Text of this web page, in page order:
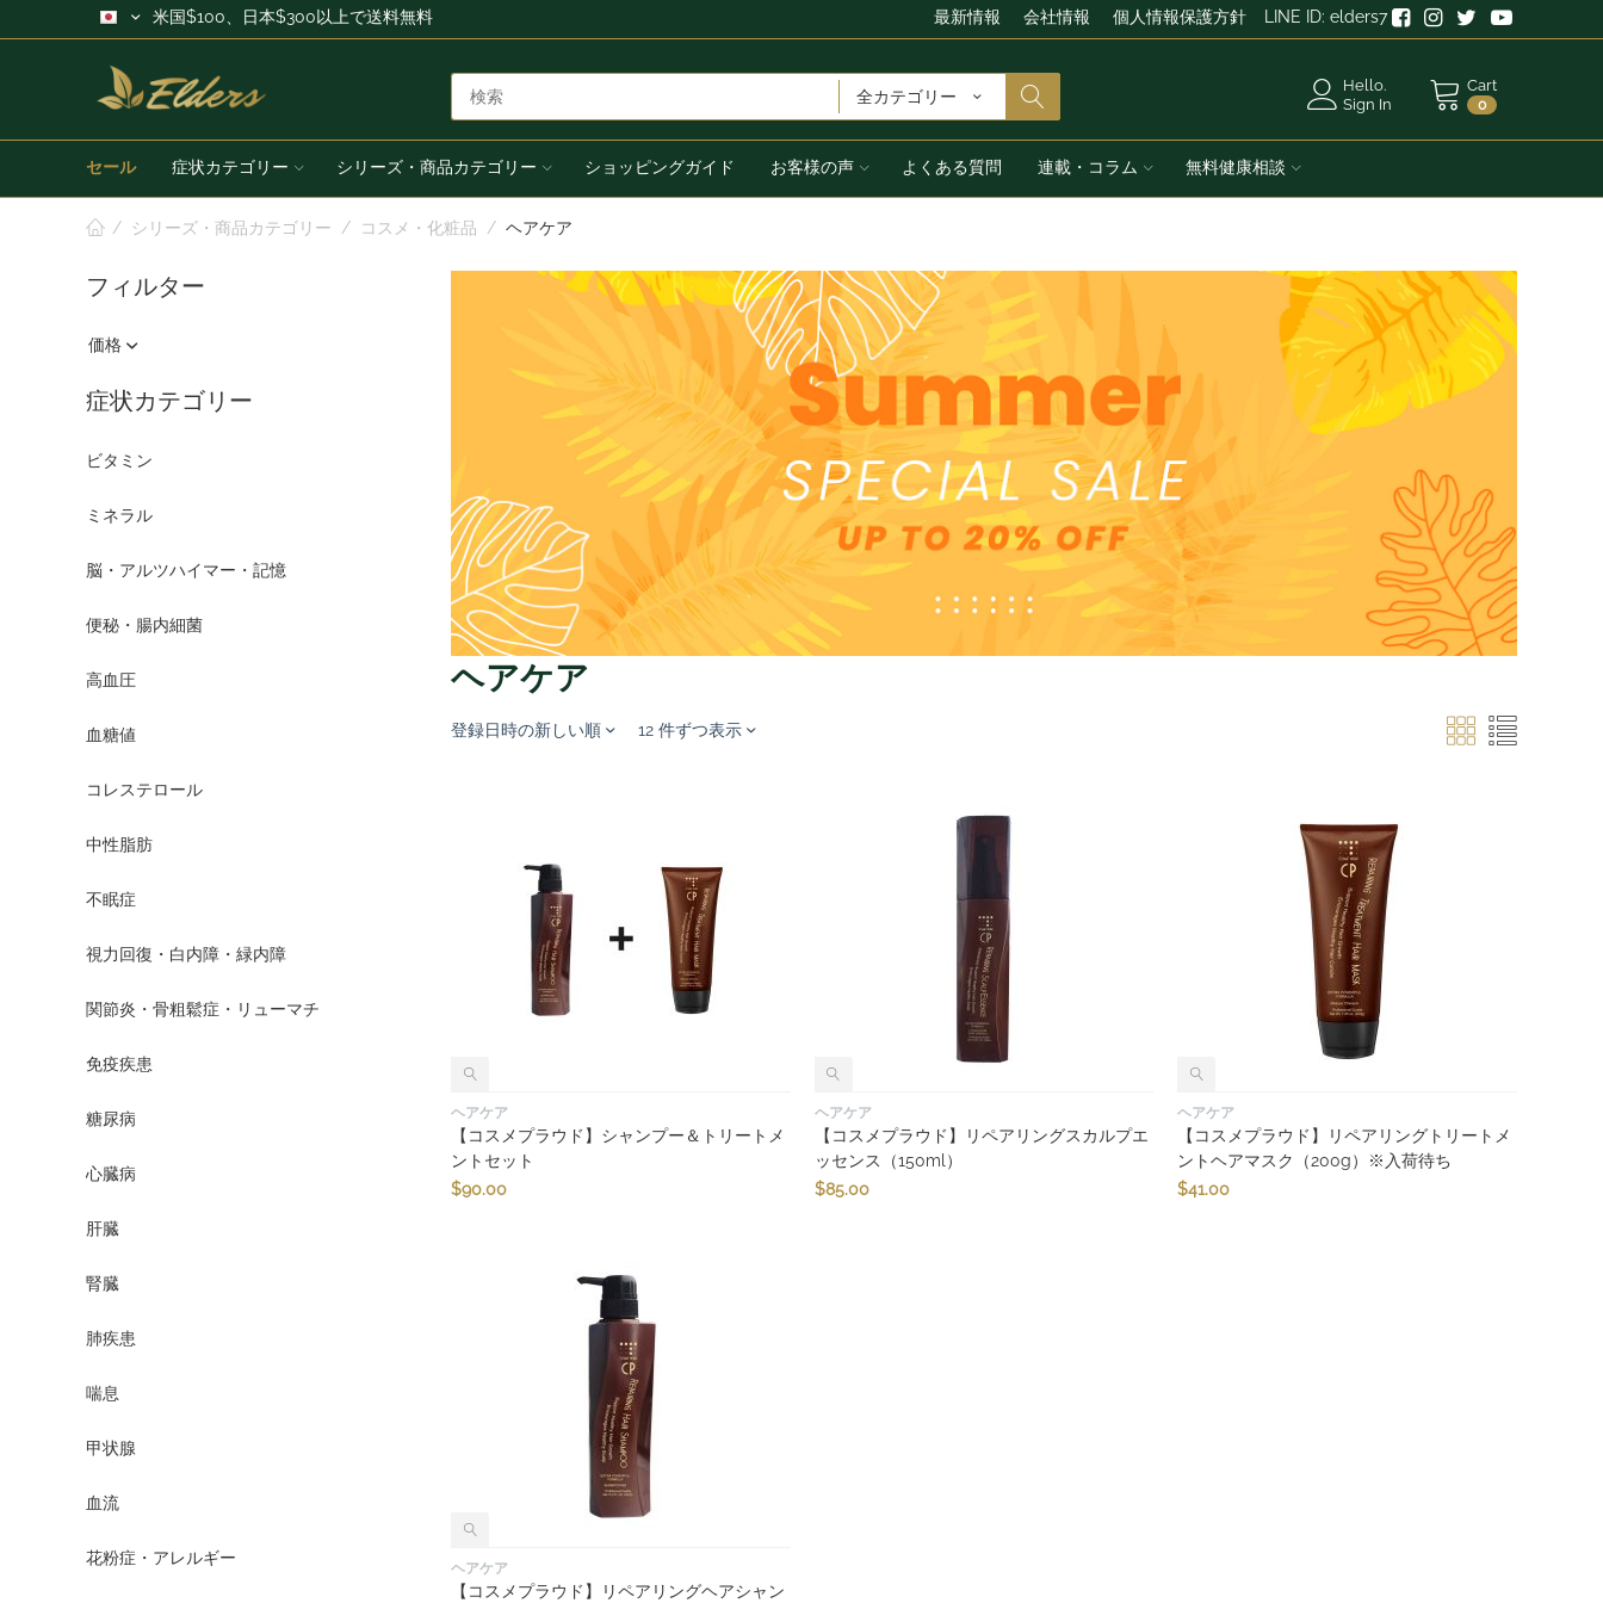
米国$100、日本$300以上で送料無料 LINE ID: elders7
最新情報 会社情報 個人情報保護方針
全カテゴリー
Cart
0
Hello.
Sign In
セール 症状カテゴリー シリーズ・商品カテゴリー ショッピングガイド お客様の声 よくある質問 連載・コラム 無料健康相談
/ シリーズ・商品カテゴリー / コスメ・化粧品 / ヘアケア
フィルター
価格
症状カテゴリー
ビタミン
ミネラル
脳・アルツハイマー・記憶
便秘・腸内細菌
高血圧
血糖値
コレステロール
中性脂肪
不眠症
視力回復・白内障・緑内障
関節炎・骨粗鬆症・リューマチ
免疫疾患
糖尿病
心臓病
肝臓
腎臓
肺疾患
喘息
甲状腺
血流
花粉症・アレルギー
ヘアケア
登録日時の新しい順 12 件ずつ表示
ヘアケア
【コスメプラウド】シャンプー＆トリートメ
ントセット
$90.00
ヘアケア
【コスメプラウド】リペアリングスカルプエ
ッセンス（150ml）
$85.00
ヘアケア
【コスメプラウド】リペアリングトリートメ
ントヘアマスク（200g）※入荷待ち
$41.00
ヘアケア
【コスメプラウド】リペアリングヘアシャン